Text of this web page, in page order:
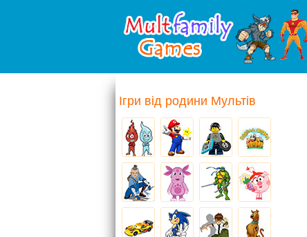
Ігри від родини Мультів